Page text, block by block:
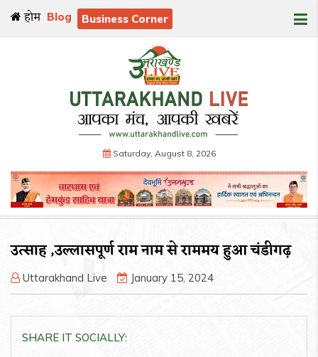
होम Blog Business Corner
Saturday, August 8, 2026
उत्साह ,उल्लासपूर्ण राम नाम से राममय हुआ चंडीगढ़
Uttarakhand Live January 15, 2024
SHARE IT SOCIALLY: